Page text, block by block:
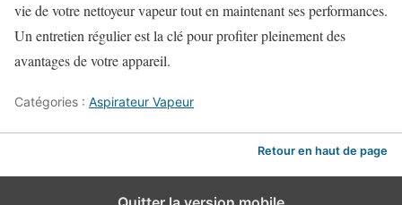
vie de votre nettoyeur vapeur tout en maintenant ses performances.
Un entretien régulier est la clé pour profiter pleinement des
avantages de votre appareil.
Catégories : Aspirateur Vapeur
Retour en haut de page